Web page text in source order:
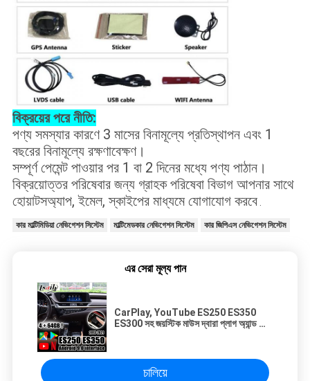
বিক্রয়ের পরে নীতি:
পণ্য সমস্যার কারণে 3 মাসের বিনামূল্যে প্রতিস্থাপন এবং 1
বছরের বিনামূল্যে রক্ষণাবেক্ষণ।
সম্পূর্ণ পেমেন্ট পাওয়ার পর 1 বা 2 দিনের মধ্যে পণ্য পাঠান।
বিক্রয়োত্তর পরিষেবার জন্য গ্রাহক পরিষেবা বিভাগ আপনার সাথে
হোয়াটসঅ্যাপ, ইমেল, স্কাইপের মাধ্যমে যোগাযোগ করবে.
কার মাল্টিমিডিয়া নেভিগেশন সিস্টেম মাল্টিমেডকার নেভিগেশন সিস্টেম কার জিপিএস নেভিগেশন সিস্টেম
এর সেরা মূল্য পান
CarPlay, YouTube ES250 ES350
ES300 সহ জয়স্টিক মাউস দ্বারা প্লাগ অ্যান্ড প্লে
চালিয়ে